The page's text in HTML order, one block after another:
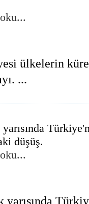
ülkelerin
...
düşüş.
yarısında